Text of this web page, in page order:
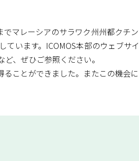
マレーシアのサラワク州州都クチ
います。ICOMOS本部のウェブ
、ぜひご参照ください。
ことができました。またこの機会